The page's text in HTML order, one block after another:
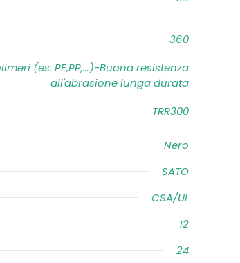
360
(es: PE,PP,…)-Buona resistenza
all'abrasione lunga durata
TRR300
Nero
SATO
CSA/UL
12
24